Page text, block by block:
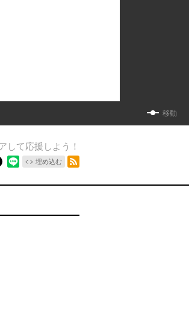
移動
して応援しよう！
埋め込む